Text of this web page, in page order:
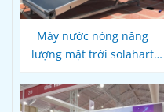
Máy nước nóng năng
lượng mặt trời solahart